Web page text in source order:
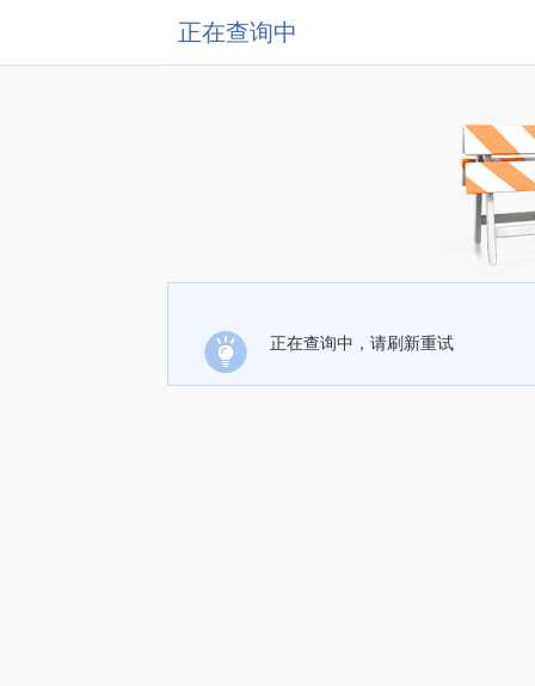
正在查询中
正在查询中，请刷新重试